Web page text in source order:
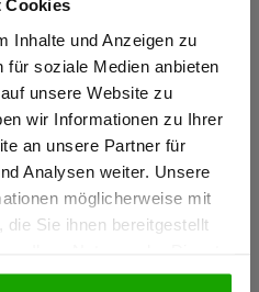
Cookies
Inhalte und Anzeigen zu
für soziale Medien anbieten
unsere Website zu
wir Informationen zu Ihrer
an unsere Partner für
Analysen weiter. Unsere
möglicherweise mit
Sie ihnen bereitgestellt
Sie
bin. Alle
ausgewiesen.